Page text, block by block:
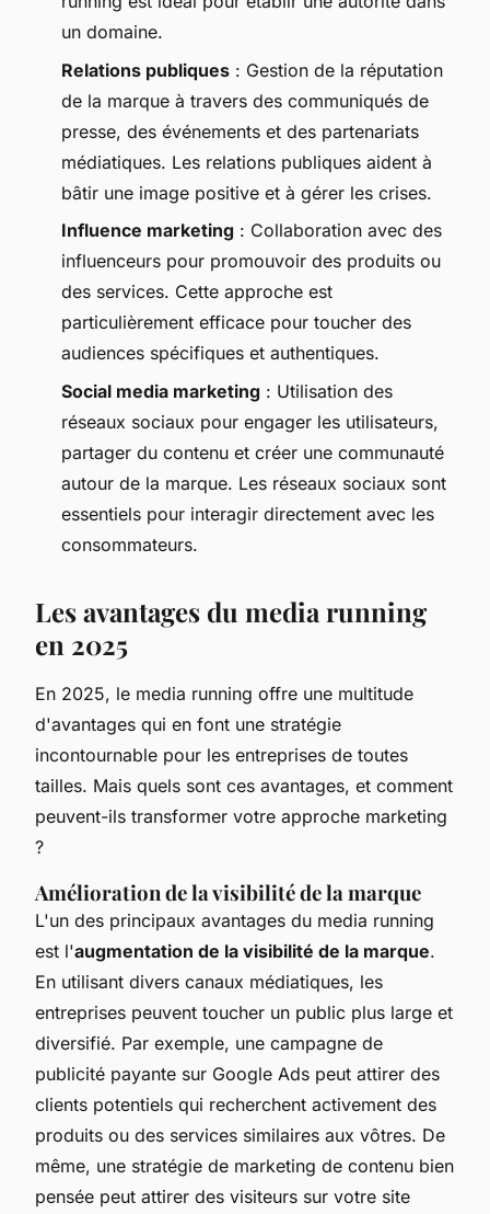
un domaine.
Relations publiques : Gestion de la réputation
de la marque à travers des communiqués de
presse, des événements et des partenariats
médiatiques. Les relations publiques aident à
bâtir une image positive et à gérer les crises.
Influence marketing : Collaboration avec des
influenceurs pour promouvoir des produits ou
des services. Cette approche est
particulièrement efficace pour toucher des
audiences spécifiques et authentiques.
Social media marketing : Utilisation des
réseaux sociaux pour engager les utilisateurs,
partager du contenu et créer une communauté
autour de la marque. Les réseaux sociaux sont
essentiels pour interagir directement avec les
consommateurs.
Les avantages du media running
en 2025
En 2025, le media running offre une multitude
d'avantages qui en font une stratégie
incontournable pour les entreprises de toutes
tailles. Mais quels sont ces avantages, et comment
peuvent-ils transformer votre approche marketing
?
Amélioration de la visibilité de la marque
L'un des principaux avantages du media running
est l'augmentation de la visibilité de la marque.
En utilisant divers canaux médiatiques, les
entreprises peuvent toucher un public plus large et
diversifié. Par exemple, une campagne de
publicité payante sur Google Ads peut attirer des
clients potentiels qui recherchent activement des
produits ou des services similaires aux vôtres. De
même, une stratégie de marketing de contenu bien
pensée peut attirer des visiteurs sur votre site